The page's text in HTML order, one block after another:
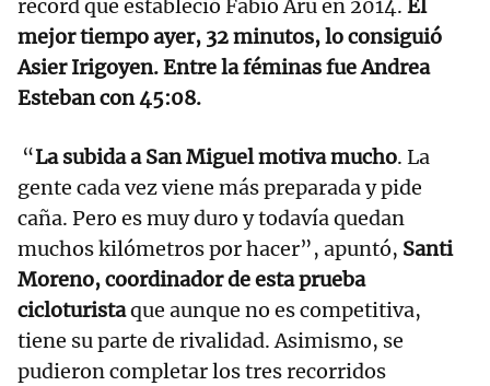
récord que estableció Fabio Aru en 2014. El
mejor tiempo ayer, 32 minutos, lo consiguió
Asier Irigoyen. Entre la féminas fue Andrea
Esteban con 45:08.
“La subida a San Miguel motiva mucho. La
gente cada vez viene más preparada y pide
caña. Pero es muy duro y todavía quedan
muchos kilómetros por hacer”, apuntó, Santi
Moreno, coordinador de esta prueba
cicloturistaque aunque no es competitiva,
tiene su parte de rivalidad. Asimismo, se
pudieron completar los tres recorridos